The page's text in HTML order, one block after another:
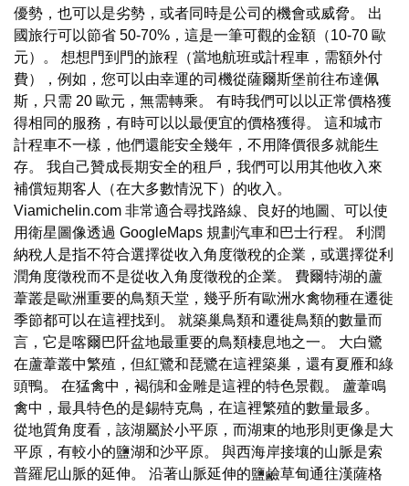
優勢，也可以是劣勢，或者同時是公司的機會或威脅。 出
國旅行可以節省 50-70%，這是一筆可觀的金額（10-70 歐
元）。 想想門到門的旅程（當地航班或計程車，需額外付
費），例如，您可以由幸運的司機從薩爾斯堡前往布達佩
斯，只需 20 歐元，無需轉乘。 有時我們可以以正常價格獲
得相同的服務，有時可以以最便宜的價格獲得。 這和城市
計程車不一樣，他們還能安全幾年，不用降價很多就能生
存。 我自己贊成長期安全的租戶，我們可以用其他收入來
補償短期客人（在大多數情況下）的收入。
Viamichelin.com 非常適合尋找路線、良好的地圖、可以使
用衛星圖像透過 GoogleMaps 規劃汽車和巴士行程。 利潤
納稅人是指不符合選擇從收入角度徵稅的企業，或選擇從利
潤角度徵稅而不是從收入角度徵稅的企業。 費爾特湖的蘆
葦叢是歐洲重要的鳥類天堂，幾乎所有歐洲水禽物種在遷徙
季節都可以在這裡找到。 就築巢鳥類和遷徙鳥類的數量而
言，它是喀爾巴阡盆地最重要的鳥類棲息地之一。 大白鷺
在蘆葦叢中繁殖，但紅鷺和琵鷺在這裡築巢，還有夏雁和綠
頭鴨。 在猛禽中，褐鴴和金雕是這裡的特色景觀。 蘆葦鳴
禽中，最具特色的是錫特克鳥，在這裡繁殖的數量最多。
從地質角度看，該湖屬於小平原，而湖東的地形則更像是大
平原，有較小的鹽湖和沙平原。 與西海岸接壤的山脈是索
普羅尼山脈的延伸。 沿著山脈延伸的鹽鹼草甸通往漢薩格